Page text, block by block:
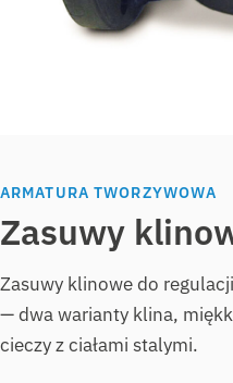
ARMATURA TWORZYWOWA
Zasuwy
Zasuwy klinowe do
— dwa warianty klina,
cieczy z ciałami stalymi.